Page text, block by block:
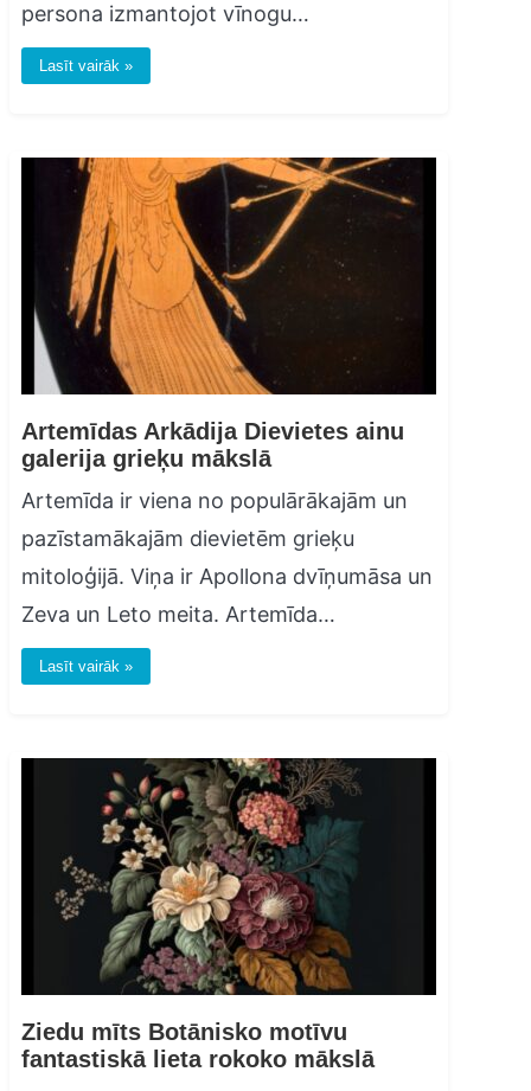
persona izmantojot vīnogu…
Lasīt vairāk »
Artemīdas Arkādija Dievietes ainu
galerija grieķu mākslā
Artemīda ir viena no populārākajām un
pazīstamākajām dievietēm grieķu
mitoloģijā. Viņa ir Apollona dvīņumāsa un
Zeva un Leto meita. Artemīda…
Lasīt vairāk »
Ziedu mīts Botānisko motīvu
fantastiskā lieta rokoko mākslā